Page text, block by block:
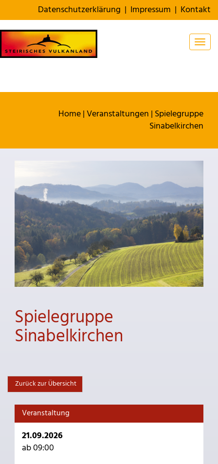
Datenschutzerklärung | Impressum | Kontakt
Home|Veranstaltungen | Spielegruppe
Sinabelkirchen
Spielegruppe
Sinabelkirchen
Zurück zur Übersicht
Veranstaltung
21.09.2026
ab 09:00